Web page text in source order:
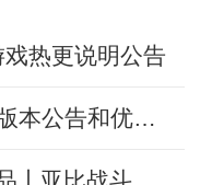
戏热更说明公告
【奥拉星手游】10月10日版本公告和优化内容